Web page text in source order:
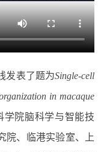
发表了题为Single-cell
in macaque
学院脑科学与智能技
院、临港实验室、上